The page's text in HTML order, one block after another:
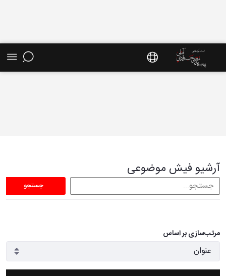
آرشیو فیش موضوعی
جستجو
مرتب‌سازی بر اساس